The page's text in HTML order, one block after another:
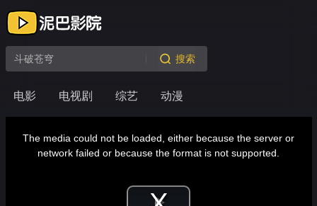
电影 电视剧 综艺 动漫
搜索
modalThe media could not be loaded, either because the server or
network failed or because the format is not supported.